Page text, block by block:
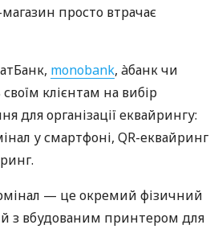
просто втрачає
monobank, àбанк чи
клієнтам на вибір
для організації еквайрингу:
у смартфоні, QR-еквайринг
— це окремий фізичний
з вбудованим принтером для